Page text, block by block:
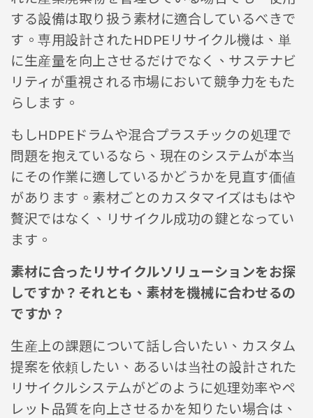
する設備は取り扱う素材に適合しているべきで
す。専用設計されたHDPEリサイクル機は、単
に生産量を向上させるだけでなく、サステナビ
リティが重視される市場において競争力をもた
らします。
もしHDPEドラムや混合プラスチックの処理で
問題を抱えているなら、現在のシステムが本当
にその作業に適しているかどうかを見直す価値
があります。素材ごとのカスタマイズはもはや
贅沢ではなく、リサイクル成功の鍵となってい
ます。
素材に合ったリサイクルソリューションをお探
しですか？それとも、素材を機械に合わせるの
ですか？
生産上の課題について話し合いたい、カスタム
提案を依頼したい、あるいは当社の設計された
リサイクルシステムがどのように処理効率やペ
レット品質を向上させるかを知りたい場合は、